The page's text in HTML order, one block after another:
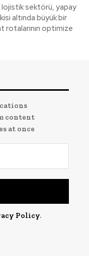
lojistik sektörü, yapay
altında büyük bir
content
at once
Policy.